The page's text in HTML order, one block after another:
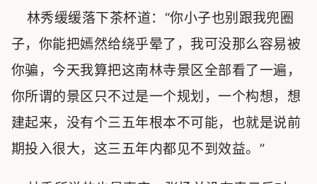
林秀缓缓落下茶杯道：“你小子也别跟我兜圈
子，你能把嫣然给绕乎晕了，我可没那么容易被
你骗，今天我算把这南林寺景区全部看了一遍，
你所谓的景区只不过是一个规划，一个构想，想
建起来，没有个三五年根本不可能，也就是说前
期投入很大，这三五年内都见不到效益。”